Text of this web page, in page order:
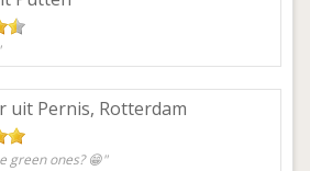
uit Pernis, Rotterdam
green ones? 😁"